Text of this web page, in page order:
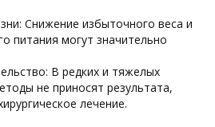
Снижение избыточного веса и
питания могут значительно
В редких и тяжелых
не приносят результата,
лечение.